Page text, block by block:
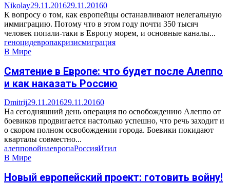
Nikolay29.11.201629.11.20160
К вопросу о том, как европейцы останавливают нелегальную
иммиграцию. Потому что в этом году почти 350 тысяч
человек попали-таки в Европу морем, и основные каналы...
геноцидевропакризисмиграция
В Мире
Смятение в Европе: что будет после Алеппо
и как наказать Россию
Dmitrij29.11.201629.11.20160
На сегодняшний день операция по освобождению Алеппо от
боевиков продвигается настолько успешно, что речь заходит и
о скором полном освобождении города. Боевики покидают
кварталы совместно...
алепповойнаевропаРоссияИгил
В Мире
Новый европейский проект: готовить войну!